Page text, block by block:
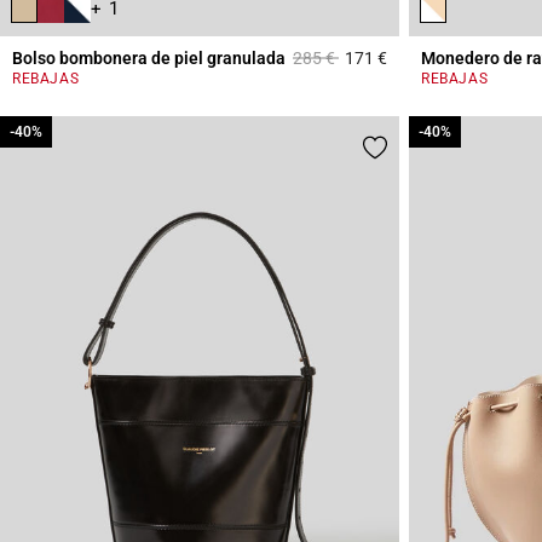
+ 1
Bolso bombonera de piel granulada Price reduced from
285 €to171 €4,7 out of 5
REBAJAS
Monedero de
REBAJAS
-40%
-40% -40%
-40%